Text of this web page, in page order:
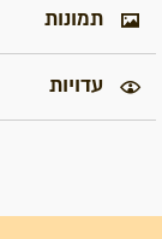
תמונות
עדויות